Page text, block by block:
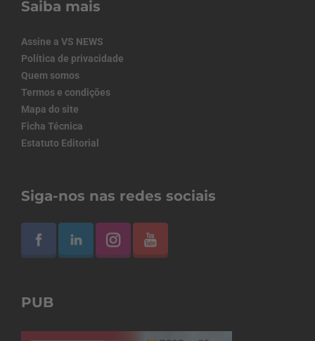
Saiba mais
Assine a VS NEWS
Política de privacidade
Quem somos
Termos e condições
Mapa do site
Ficha Técnica
Estatuto Editorial
Siga-nos nas redes sociais
PUB